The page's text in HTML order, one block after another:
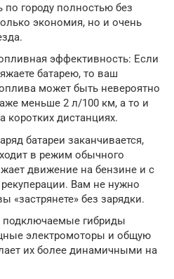
по городу полностью без
экономия, но и очень
эффективность: Если
батарею, то ваш
может быть невероятно
меньше 2 л/100 км, а то и
коротких дистанциях.
батареи заканчивается,
в режим обычного
движение на бензине и с
Вам не нужно
«застрянете» без зарядки.
гибриды
электромоторы и общую
их более динамичными на